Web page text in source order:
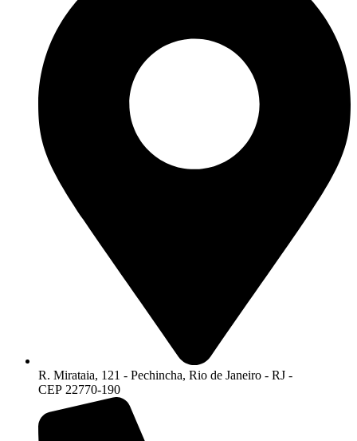
R. Mirataia, 121 - Pechincha, Rio de Janeiro - RJ -
CEP 22770-190